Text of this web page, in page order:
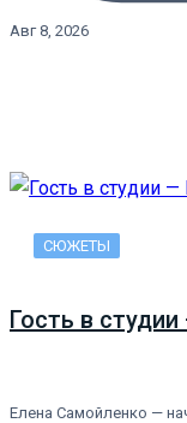
Авг 8, 2026
СЮЖЕТЫ
Гость в
Елена Самойленко —